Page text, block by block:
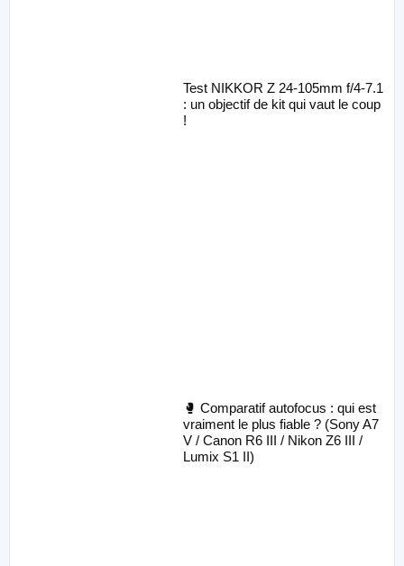
Test NIKKOR Z 24-105mm f/4-7.1
: un objectif de kit qui vaut le coup
!
🥊 Comparatif autofocus : qui est
vraiment le plus fiable ? (Sony A7
V / Canon R6 III / Nikon Z6 III /
Lumix S1 II)